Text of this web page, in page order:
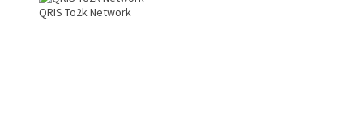
QRIS To2k Network